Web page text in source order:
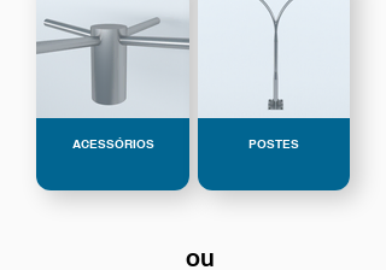
ACESSÓRIOS POSTES
ou